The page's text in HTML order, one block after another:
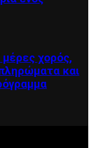
χορός,
και